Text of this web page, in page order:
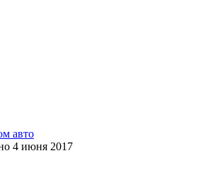
авто
4 июня 2017